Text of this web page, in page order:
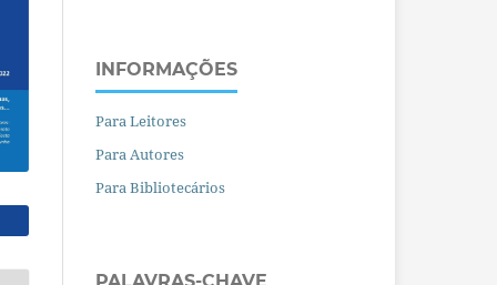
INFORMAÇÕES
Para Leitores
Para Autores
Para Bibliotecários